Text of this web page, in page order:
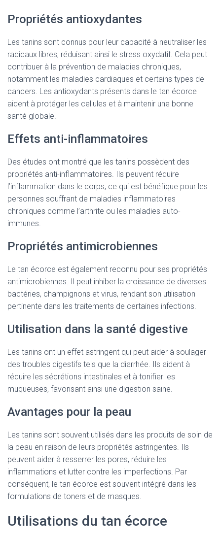
Propriétés antioxydantes
Les tanins sont connus pour leur capacité à neutraliser les
radicaux libres, réduisant ainsi le stress oxydatif. Cela peut
contribuer à la prévention de maladies chroniques,
notamment les maladies cardiaques et certains types de
cancers. Les antioxydants présents dans le tan écorce
aident à protéger les cellules et à maintenir une bonne
santé globale.
Effets anti-inflammatoires
Des études ont montré que les tanins possèdent des
propriétés anti-inflammatoires. Ils peuvent réduire
l’inflammation dans le corps, ce qui est bénéfique pour les
personnes souffrant de maladies inflammatoires
chroniques comme l’arthrite ou les maladies auto-
immunes.
Propriétés antimicrobiennes
Le tan écorce est également reconnu pour ses propriétés
antimicrobiennes. Il peut inhiber la croissance de diverses
bactéries, champignons et virus, rendant son utilisation
pertinente dans les traitements de certaines infections.
Utilisation dans la santé digestive
Les tanins ont un effet astringent qui peut aider à soulager
des troubles digestifs tels que la diarrhée. Ils aident à
réduire les sécrétions intestinales et à tonifier les
muqueuses, favorisant ainsi une digestion saine.
Avantages pour la peau
Les tanins sont souvent utilisés dans les produits de soin de
la peau en raison de leurs propriétés astringentes. Ils
peuvent aider à resserrer les pores, réduire les
inflammations et lutter contre les imperfections. Par
conséquent, le tan écorce est souvent intégré dans les
formulations de toners et de masques.
Utilisations du tan écorce